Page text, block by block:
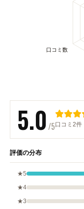
5.0/5口コミ2件
評価の分布
★5
★4
★3